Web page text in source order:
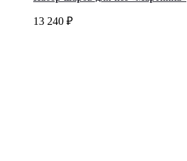
13 240 ₽